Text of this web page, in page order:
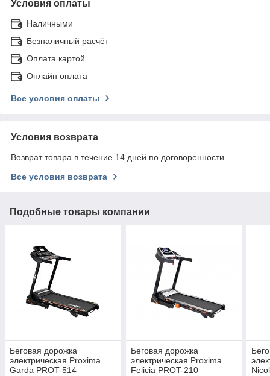
Условия оплаты
Наличными
Безналичный расчёт
Оплата картой
Онлайн оплата
Все условия оплаты
Условия возврата
Возврат товара в течение 14 дней по договоренности
Все условия возврата
Подобные товары компании
Беговая дорожка
электрическая Proxima
Garda PROT-514
Беговая дорожка
электрическая Proxima
Felicia PROT-210